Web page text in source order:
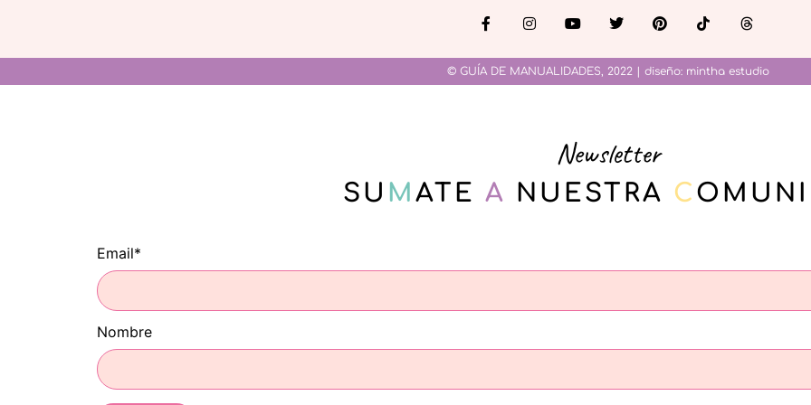
© GUÍA DE MANUALIDADES, 2022 | diseño: mintha estudio
Newsletter
SU MATE A NUESTRA C
Email*
Nombre